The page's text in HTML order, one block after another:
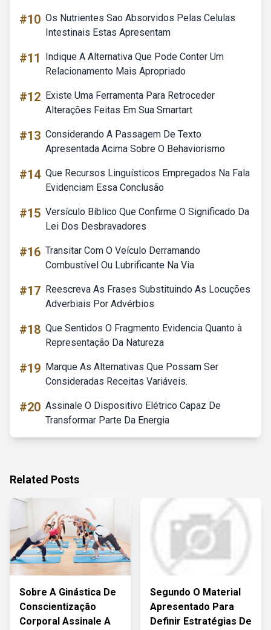
#10 Os Nutrientes Sao Absorvidos Pelas Celulas
Intestinais Estas Apresentam
#11
Indique A Alternativa Que Pode Conter Um
Relacionamento Mais Apropriado
#12 Existe Uma Ferramenta Para Retroceder
Alterações Feitas Em Sua Smartart
#13 Considerando A Passagem De Texto
Apresentada Acima Sobre O Behaviorismo
#14 Que Recursos Linguísticos Empregados Na Fala
Evidenciam Essa Conclusão
#15 Versículo Bíblico Que Confirme O Significado Da
Lei Dos Desbravadores
#16 Transitar Com O Veículo Derramando
Combustível Ou Lubrificante Na Via
#17 Reescreva As Frases Substituindo As Locuções
Adverbiais Por Advérbios
#18 Que Sentidos O Fragmento Evidencia Quanto à
Representação Da Natureza
#19 Marque As Alternativas Que Possam Ser
Consideradas Receitas Variáveis.
#20 Assinale O Dispositivo Elétrico Capaz De
Transformar Parte Da Energia
Related Posts
Sobre A Ginástica De
Conscientização
Corporal Assinale A
Segundo O Material
Apresentado Para
Definir Estratégias De